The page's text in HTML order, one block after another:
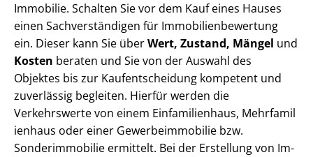
Immobilie. Schalten Sie vor dem Kauf eines Hauses
einen Sach­ver­stän­di­gen für Im­mo­bi­li­en­be­wer­tung
ein. Dieser kann Sie überWert, Zustand, Mängel und
Kosten beraten und Sie von der Auswahl des
Objektes bis zur Kauf­ent­schei­dung kompetent und
zuverlässig begleiten. Hierfür werden die
Verkehrswerte von einem Einfamilienhaus, Mehr­fa­mi­l
i­en­haus oder einer Ge­wer­be­im­mo­bi­lie bzw.
Sonderimmobilie ermittelt. Bei der Erstellung von Im­